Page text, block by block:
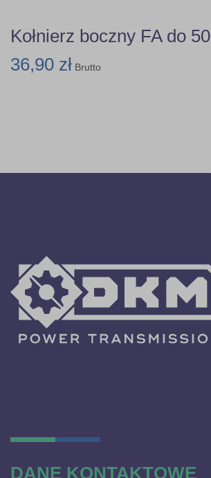
Kołnierz boczny FA do 50
36,90 zł Brutto
DANE KONTAKTOWE